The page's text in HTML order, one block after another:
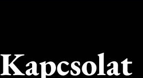
Kapcsolat